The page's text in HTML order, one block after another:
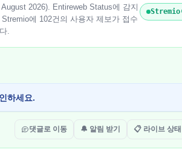
2026). Entireweb Status에 감지
에 102건의 사용자 제보가 접수
.
Stremio
하세요.
댓글로 이동 🔔 알림 받기 📋 라이브 상태